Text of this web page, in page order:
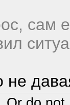
сам
не